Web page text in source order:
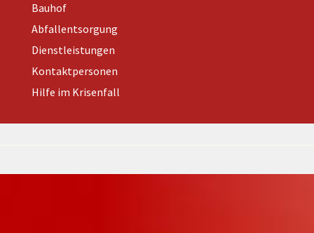
Bauhof
Abfallentsorgung
Dienstleistungen
Kontaktpersonen
Hilfe im Krisenfall